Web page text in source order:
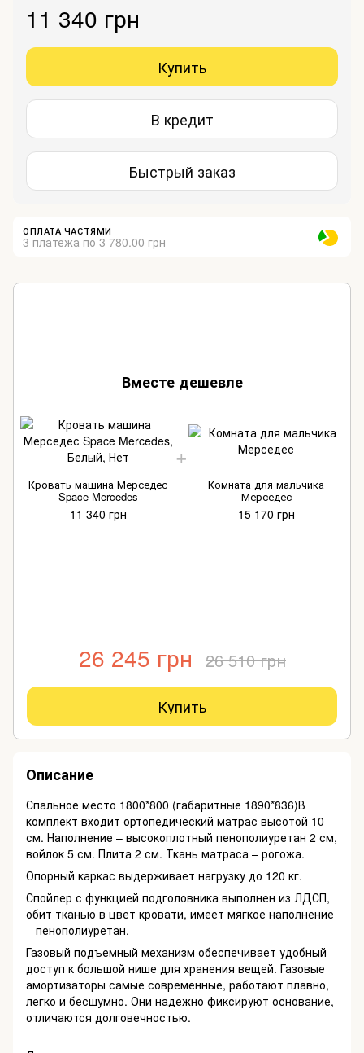
11 340 грн
Купить
В кредит
Быстрый заказ
ОПЛАТА ЧАСТЯМИ
3 платежа по 3 780.00 грн
Вместе дешевле
Кровать машина Мерседес
Space Mercedes
11 340 грн
Комната для мальчика
Мерседес
15 170 грн
26 245 грн 26 510 грн
Купить
Описание
Спальное место 1800*800 (габаритные 1890*836)В
комплект входит ортопедический матрас высотой 10
см. Наполнение – высокоплотный пенополиуретан 2 см,
войлок 5 см. Плита 2 см. Ткань матраса – рогожа.
Опорный каркас выдерживает нагрузку до 120 кг.
Спойлер с функцией подголовника выполнен из ЛДСП,
обит тканью в цвет кровати, имеет мягкое наполнение
– пенополиуретан.
Газовый подъемный механизм обеспечивает удобный
доступ к большой нише для хранения вещей. Газовые
амортизаторы самые современные, работают плавно,
легко и бесшумно. Они надежно фиксируют основание,
отличаются долговечностью.